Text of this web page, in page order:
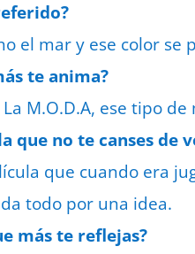
el mar y ese color se
te anima?
M.O.D.A, ese tipo
que no te canses de
que cuando era
todo por una idea.
más te reflejas?